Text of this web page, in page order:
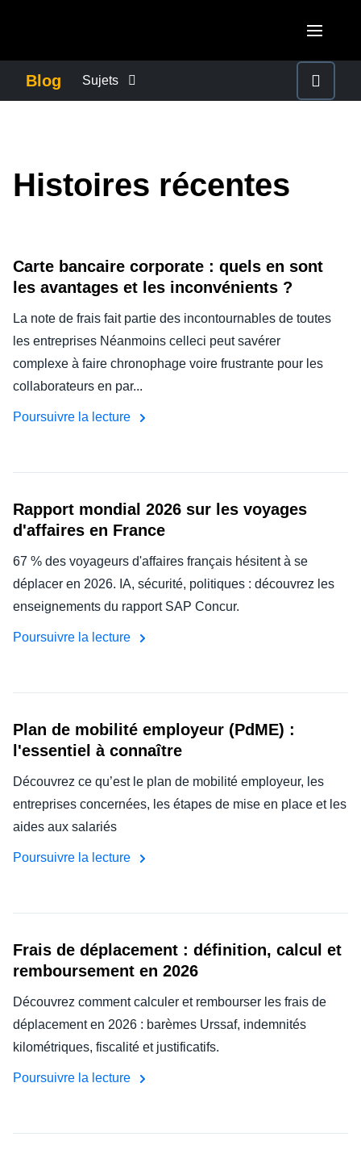
Canada (Français)
France (Français)
Italia (Italiano)
Nederlands (English)
Denmark (English)
ASIA PACIFIC
日本（日本語)
Blog Sujets
CROISSANCE ET OPTIMISATION
DÉVELOPPEMENT DURABLE
DEVOIR DE PROTECTION
FRAIS DE DÉPLACEMENT
L’EXPÉRIENCE EMPLOYÉ
Histoires récentes
Carte bancaire corporate : quels en sont
les avantages et les inconvénients ?
La note de frais fait partie des incontournables de toutes
les entreprises Néanmoins celleci peut savérer
complexe à faire chronophage voire frustrante pour les
collaborateurs en par...
Poursuivre la lecture
Rapport mondial 2026 sur les voyages
d'affaires en France
67 % des voyageurs d'affaires français hésitent à se
déplacer en 2026. IA, sécurité, politiques : découvrez les
enseignements du rapport SAP Concur.
Poursuivre la lecture
Plan de mobilité employeur (PdME) :
l'essentiel à connaître
Découvrez ce qu’est le plan de mobilité employeur, les
entreprises concernées, les étapes de mise en place et les
aides aux salariés
Poursuivre la lecture
Frais de déplacement : définition, calcul et
remboursement en 2026
Découvrez comment calculer et rembourser les frais de
déplacement en 2026 : barèmes Urssaf, indemnités
kilométriques, fiscalité et justificatifs.
Poursuivre la lecture